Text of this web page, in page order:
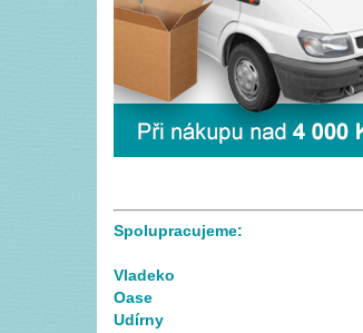
Spolupracujeme:
Vladeko
Oase
Udírny